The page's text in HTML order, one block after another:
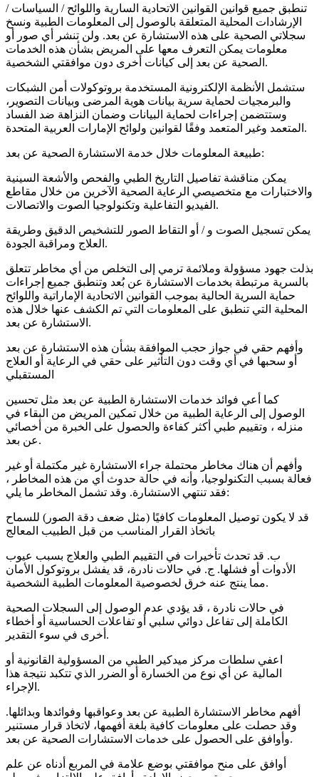
تنطبق جميع قوانين القوانين الاتحادية السارية واللوائح / السياسات /
الإرشادات المحلية المتعلقة بالوصول إلى المعلومات الطبية ونسخ
سجلاتي الصحية على هذه الاستشارة عن بعد. ولن تنشر أي صور أو
معلومات يمكن التعرف معها على المريض بشأن هذه الخدمات
الصحية عن بعد إلى كيانات أخرى دون موافقتي الشخصية.
ستشمل الأنظمة الإلكترونية المستخدمة بروتوكولات أمن الشبكات
والبرمجيات لحماية سرية بيانات هوية المرضى وبيانات التصوير،
وستتضمن إجراءات لحماية البيانات وضمان النزاهة ضد الفساد
المتعمد وغير المتعمد وفقًا لقوانين ولوائح الإمارات العربية المتحدة.
طبيعة المعلومات خلال خدمة الاستشارة الصحية عن بعد:
يمكن مناقشة تفاصيل التاريخ الطبي والفحص والأشعة السينية
والاختبارات مع متخصيصي الرعاية الصحية الآخرين من خلال مقاطع
الفيديو التفاعلية وتكنولوجيا الصوت والاتصالات.
يمكن تسجيل الصوت و / أو التقاط الصور للتشخيص الدقيق وطريقة
العلاج ومراقبة الجودة.
بذلت جهود مسؤولة وملائمة ترمي إلى التخلص من أي مخاطر تتعلق
بالسرية مرتبطة بخدمات الاستشارة عن بُعد وتنطبق جميع إجراءات
حماية السرية الحالية بموجب القوانين الاتحادية الإماراتية واللوائح
المحلية التي تنطبق على المعلومات التي تم الكشف عنها خلال هذه
الاستشارة عن بعد.
وأفهم حقي في جواز حجب الموافقة بشأن هذه الاستشارة عن بعد
أو سحبها في أي وقت دون التأثير على حقي في الرعاية أو العلاج
المستقبلي
كما أعي فوائد خدمات الاستشارة الطبية عن بعد مثل تحسين
الوصول إلى الرعاية الطبية من خلال تمكين المريض من البقاء في
منزله ، وتقييم طبي أكثر كفاءة والحصول على الخبرة من أخصائي
عن بعد.
وأفهم أن هناك مخاطر محتملة جراء الاستشارة غير مكتملة أو غير
فعالة بسبب التكنولوجيا، وأنه في حالة حدوث أي من هذه المخاطر ،
فقد تنتهي الاستشارة. وقد تشمل المخاطر ما يلي:
قد لا يكون توصيل المعلومات كافيًا (مثل ضعف دقة الصور) للسماح
باتخاذ القرار المناسب من قبل الطبيب المعالج
ب. قد تحدث تأخيرات في التقييم الطبي والعلاج بسبب عيوب
الأدوات أو فشلها. ج. في حالات نادرة، قد يفشل بروتوكول الأمان
مما ينتج عنه خرق لخصوصية المعلومات الطبية الشخصية.
في حالات نادرة ، قد يؤدي عدم الوصول إلى السجلات الصحية
الكاملة إلى تفاعل دوائي سلبي أو تفاعلات الحساسية أو أخطاء
أخرى في سوء التقدير.
اعفي سلطات مركز ميدكير الطبي من المسؤولية القانونية أو
المالية عن أي نوع من الخسارة أو الضرر الذي تتكبد نتيجة هذا
الإجراء.
أفهم مخاطر الاستشارة الطبية عن بعد وعواقبها وفوائدها وبدائلها.
وقد حصلت على معلومات كافية بلغة أفهمها، لاتخاذ قرار مستنير
وأوافق على الحصول على خدمات الاستشارات الصحية عن بعد.
أوافق على منح موافقتي بوضع علامة في المربع أدناه عن علم